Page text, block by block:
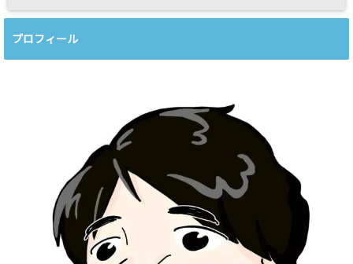
プロフィール